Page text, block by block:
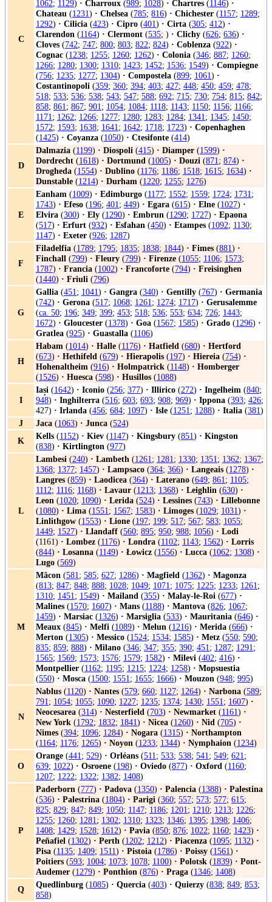
C
1062; 1129) · Charroux (989; 1028) · Chartres (1146) ·
Chateau (1231) · Chelsea (785; 816) · Chichester (1157; 1289;
1292) · Cilicia (423) · Cipro (401) · Cirta (305; 412) ·
Clarendon (1164) · Clermont (535; ) · Clichy (626; 636) ·
Cloves (742; 747; 800; 803; 822; 824) · Coblenza (922) ·
Cognac (1238; 1255; 1260; 1262) · Colonia (346; 887; 1260;
1266; 1280; 1300; 1310; 1423; 1452; 1536; 1549) · Compiegne
(756; 1235; 1277; 1304) · Compostela (899; 1061) ·
Costantinopoli (359; 360; 394; 403; 427; 448; 450; 459; 478;
518; 533; 536; 538; 543; 547; 588; 692; 715; 730; 754; 815; 842;
858; 861; 867; 901; 1054; 1084; 1118; 1143; 1150; 1156; 1166;
1171; 1262; 1266; 1277; 1280; 1283; 1284; 1341; 1345; 1450;
1572; 1593; 1638; 1641; 1642; 1718; 1723) · Copenhaghen
(1425) · Coyanza (1050) · Ctesifonte (414)
D
Dalmazia (1199) · Diospoli (415) · Diamper (1599) ·
Dordrecht (1618) · Dortmund (1005) · Douzi (871; 874) ·
Drogheda (1554) · Dublino (1176; 1186; 1518; 1615; 1634) ·
Dunstable (1214) · Durham (1220; 1255; 1276)
E
Eanham (1009) · Edimburgo (1177; 1552; 1559; 1724; 1731;
1743) · Efeso (196; 401; 449) · Egara (615) · Elne (1027) ·
Elvira (300) · Ely (1290) · Embrun (1290; 1727) · Epaona
(517) · Erfurt (932) · Esfahan (450) · Etampes (1092; 1130;
1147) · Exeter (926; 1287)
F
Filadelfia (1789; 1795; 1835; 1838; 1844) · Fimes (881) ·
Finchall (799) · Fleury (799) · Firenze (1055; 1106; 1573;
1787) · Francia (1002) · Francoforte (794) · Freisinghen
(1440) · Friuli (796)
G
Gallia (451; 1041) · Gangra (340) · Gentilly (767) · Germania
(742) · Gerona (517; 1068; 1261; 1274; 1717) · Gerusalemme
(ca. 50; 196; 349; 399; 453; 518; 536; 553; 634; 726; 1443;
1672) · Gloucester (1378) · Goa (1567; 1585) · Grado (1296) ·
Gratlea (925) · Guastalla (1106)
H
Habam (1014) · Halle (1176) · Hatfield (680) · Hertford
(673) · Hethifeld (679) · Hierapolis (197) · Hiereia (754) ·
Hohenaltheim (916) · Holmpatrick (1148) · Homberger
(1526) · Huesca (598) · Husillos (1088)
I
Iași (1642) · Iconio (256; 377) · Illirico (272) · Ingelheim (840;
948) · Inghilterra (516; 603; 693; 908; 969) · Ippona (393; 426;
427) · Irlanda (456; 684; 1097) · Isle (1251; 1288) · Italia (381)
J
Jaca (1063) · Junca (524)
K
Kells (1152) · Kiev (1147) · Kingsbury (851) · Kingston
(838) · Kirtlington (977)
L
Lambesi (240) · Lambeth (1261; 1281; 1330; 1351; 1362; 1367;
1368; 1377; 1457) · Lampsaco (364; 366) · Langeais (1278) ·
Langres (859) · Laodicea (364) · Laterano (649; 861; 1105;
1112; 1116; 1168) · Lavaur (1213; 1368) · Leighlin (630) ·
Leon (1020; 1090) · Lerida (524) · Lessines (743) · Lillebonne
(1080) · Lima (1551; 1567; 1583) · Limoges (1029; 1031) ·
Linlithgow (1553) · Lione (197; 199; 517; 567; 583; 1055;
1449; 1527) · Llandaff (560; 895; 950; 988; 1056) · Lodi
(1161) · Lombez (1176) · Londra (1102; 1143; 1562) · Lorris
(844) · Losanna (1149) · Łowicz (1556) · Lucca (1062; 1308) ·
Lugo (569)
M
Mâcon (581; 585; 627; 1286) · Magfield (1362) · Magonza
(813; 847; 848; 888; 1028; 1049; 1071; 1075; 1225; 1233; 1261;
1310; 1451; 1549) · Mailand (355) · Malay-le-Roi (677) ·
Malines (1570; 1607) · Mans (1188) · Mantova (826; 1067;
1459) · Marsiac (1326) · Marsiglia (533) · Mauritania (646) ·
Meaux (845) · Melfi (1089) · Melun (1216) · Merida (666) ·
Merton (1305) · Messico (1524; 1534; 1585) · Metz (550; 590;
835; 859; 888) · Milano (346; 347; 355; 390; 451; 1287; 1291;
1565; 1569; 1573; 1576; 1579; 1582) · Milevi (402; 416) ·
Montpellier (1162; 1195; 1215; 1224; 1258) · Mopsuestia
(550) · Mosca (1500; 1551; 1655; 1666) · Mouzon (948; 995)
N
Nablus (1120) · Nantes (579; 660; 1127; 1264) · Narbona (589;
791; 1054; 1055; 1090; 1227; 1235; 1374; 1430; 1551; 1607) ·
Neocesarea (314) · Nesterfield (703) · Newmarket (1161) ·
New York (1792; 1832; 1841) · Nicea (1260) · Nid (705) ·
Nimes (394; 1096; 1284) · Nogara (1315) · Northampton
(1164; 1176; 1265) · Noyon (1233; 1344) · Nymphaion (1234)
O
Orange (441; 529) · Orléans (511; 533; 538; 541; 549; 621;
639; 1022) · Osroene (198) · Oviedo (877) · Oxford (1160;
1207; 1222; 1322; 1382; 1408)
P
Paderborn (777) · Padova (1350) · Palencia (1388) · Palestina
(536) · Palestrina (1804) · Parigi (360; 557; 573; 577; 615;
825; 829; 847; 849; 1050; 1147; 1186; 1201; 1210; 1213; 1226;
1255; 1260; 1281; 1302; 1310; 1323; 1346; 1395; 1398; 1406;
1408; 1429; 1528; 1612) · Pavia (850; 876; 1022; 1160; 1423) ·
Peñafiel (1302) · Perth (1202; 1212) · Piacenza (1095; 1132) ·
Pisa (1135; 1409; 1511) · Pistoia (1786) · Poissy (1561) ·
Poitiers (593; 1004; 1073; 1078; 1100) · Polotsk (1839) · Pont-
Audemer (1279) · Ponthion (876) · Praga (1346; 1408)
Q
Quedlinburg (1085) · Quercia (403) · Quierzy (838; 849; 853;
858)